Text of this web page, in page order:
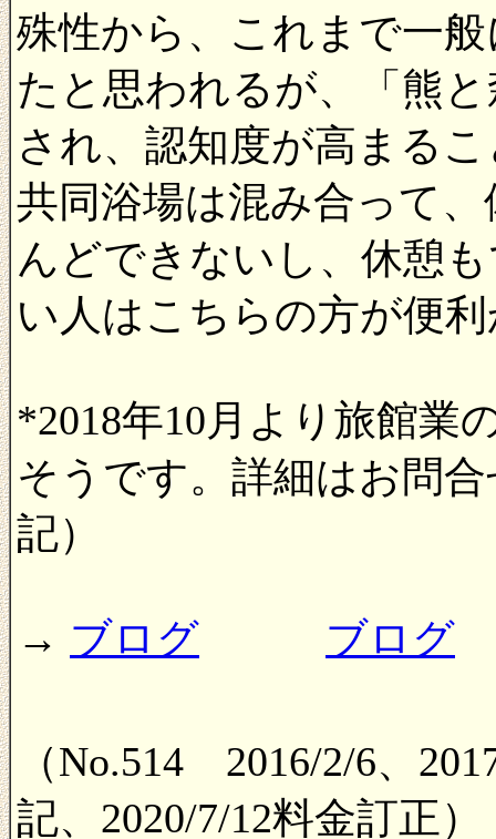
殊性から、これまで一
たと思われるが、「熊
され、認知度が高まる
共同浴場は混み合って
んどできないし、休憩
い人はこちらの方が便
*2018年10月より旅館業
そうです。詳細はお問
記）
→ ブログ ブログ
（No.514 2016/2/6、
記、2020/7/12料金訂正）